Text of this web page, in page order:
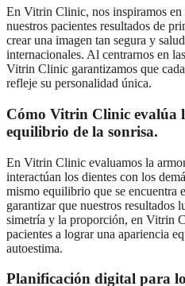
En Vitrin Clinic, nos inspiramos
nuestros pacientes resultados de
crear una imagen tan segura y
internacionales. Al centrarnos en
Vitrin Clinic garantizamos que
refleje su personalidad única.
Cómo Vitrin Clinic evalúa
equilibrio de la sonrisa.
En Vitrin Clinic evaluamos la
interactúan los dientes con los
mismo equilibrio que se encuentra
garantizar que nuestros resultados
simetría y la proporción, en Vitrin
pacientes a lograr una apariencia
autoestima.
Planificación digital para